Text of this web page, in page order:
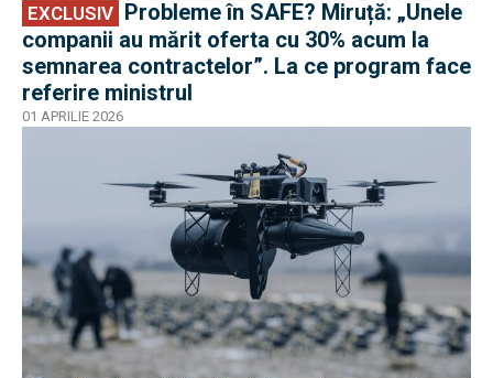
EXCLUSIV
companii au mărit oferta cu 30% acum la
semnarea contractelor”. La ce program face
referire ministrul
01 APRILIE 2026